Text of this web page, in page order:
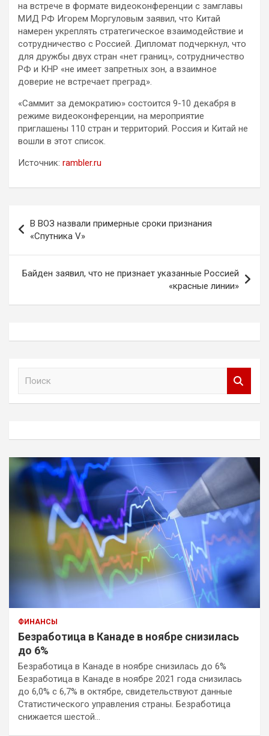
на встрече в формате видеоконференции с замглавы
МИД РФ Игорем Моргуловым заявил, что Китай
намерен укреплять стратегическое взаимодействие и
сотрудничество с Россией. Дипломат подчеркнул, что
для дружбы двух стран «нет границ», сотрудничество
РФ и КНР «не имеет запретных зон, а взаимное
доверие не встречает преград».
«Саммит за демократию» состоится 9-10 декабря в
режиме видеоконференции, на мероприятие
приглашены 110 стран и территорий. Россия и Китай не
вошли в этот список.
Источник: rambler.ru
по
записям
В ВОЗ назвали примерные сроки признания
«Спутника V»
Байден заявил, что не признает указанные Россией
«красные линии»
ФИНАНСЫ
Безработица в Канаде в ноябре снизилась
до 6%
Безработица в Канаде в ноябре снизилась до 6%
Безработица в Канаде в ноябре 2021 года снизилась
до 6,0% с 6,7% в октябре, свидетельствуют данные
Статистического управления страны. Безработица
снижается шестой…